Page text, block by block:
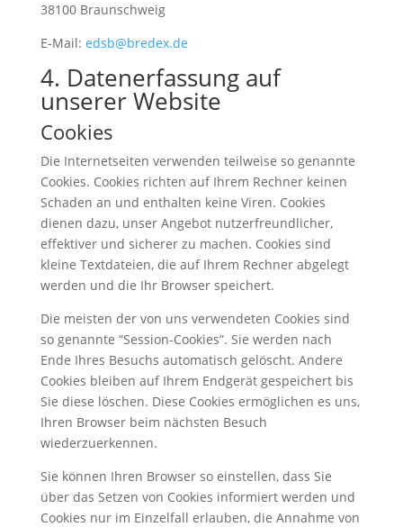
38100 Braunschweig
E-Mail: edsb@bredex.de
4. Datenerfassung auf
unserer Website
Cookies
Die Internetseiten verwenden teilweise so genannte
Cookies. Cookies richten auf Ihrem Rechner keinen
Schaden an und enthalten keine Viren. Cookies
dienen dazu, unser Angebot nutzerfreundlicher,
effektiver und sicherer zu machen. Cookies sind
kleine Textdateien, die auf Ihrem Rechner abgelegt
werden und die Ihr Browser speichert.
Die meisten der von uns verwendeten Cookies sind
so genannte “Session-Cookies”. Sie werden nach
Ende Ihres Besuchs automatisch gelöscht. Andere
Cookies bleiben auf Ihrem Endgerät gespeichert bis
Sie diese löschen. Diese Cookies ermöglichen es uns,
Ihren Browser beim nächsten Besuch
wiederzuerkennen.
Sie können Ihren Browser so einstellen, dass Sie
über das Setzen von Cookies informiert werden und
Cookies nur im Einzelfall erlauben, die Annahme von